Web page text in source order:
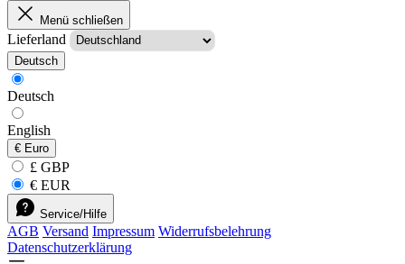
Menü schließen
Lieferland
Deutsch
Deutsch
English
€ Euro
£ GBP
€ EUR
Service/Hilfe
AGB Versand Impressum Widerrufsbelehrung
Datenschutzerklärung